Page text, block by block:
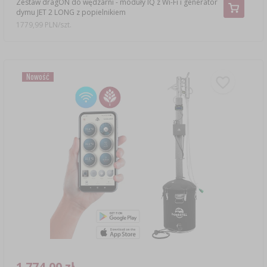
dymu JET 2 LONG z popielnikiem
1779,99 PLN/szt.
Nowość